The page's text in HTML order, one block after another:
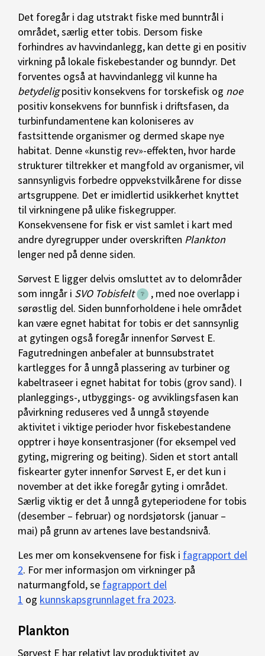
Det foregår i dag utstrakt fiske med bunntrål i
området, særlig etter tobis. Dersom fiske
forhindres av havvindanlegg, kan dette gi en positiv
virkning på lokale fiskebestander og bunndyr. Det
forventes også at havvindanlegg vil kunne ha
betydeligpositiv konsekvens for torskefisk og noe
positiv konsekvens for bunnfisk i driftsfasen, da
turbinfundamentene kan koloniseres av
fastsittende organismer og dermed skape nye
habitat. Denne «kunstig rev»-effekten, hvor harde
strukturer tiltrekker et mangfold av organismer, vil
sannsynligvis forbedre oppvekstvilkårene for disse
artsgruppene. Det er imidlertid usikkerhet knyttet
til virkningene på ulike fiskegrupper.
Konsekvensene for fisk er vist samlet i kart med
andre dyregrupper under overskriften Plankton
lenger ned på denne siden.
Sørvest E ligger delvis omsluttet av to delområder
som inngår i SVO Tobisfelt
, med noe overlapp i
sørøstlig del. Siden bunnforholdene i hele området
kan være egnet habitat for tobis er det sannsynlig
at gytingen også foregår innenfor Sørvest E.
Fagutredningen anbefaler at bunnsubstratet
kartlegges for å unngå plassering av turbiner og
kabeltraseer i egnet habitat for tobis (grov sand). I
planleggings-, utbyggings- og avviklingsfasen kan
påvirkning reduseres ved å unngå støyende
aktivitet i viktige perioder hvor fiskebestandene
opptrer i høye konsentrasjoner (for eksempel ved
gyting, migrering og beiting). Siden et stort antall
fiskearter gyter innenfor Sørvest E, er det kun i
november at det ikke foregår gyting i området.
Særlig viktig er det å unngå gyteperiodene for tobis
(desember – februar) og nordsjøtorsk (januar –
mai) på grunn av artenes lave bestandsnivå.
Les mer om konsekvensene for fisk i fagrapport del
2. For mer informasjon om virkninger på
naturmangfold, se fagrapport del
1 og kunnskapsgrunnlaget fra 2023.
Plankton
Sørvest E har relativt lav produktivitet av